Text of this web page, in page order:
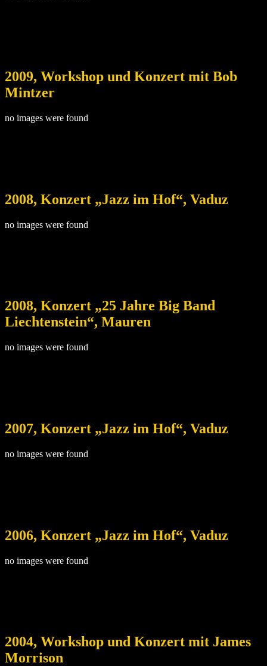
2009, Workshop und Konzert mit Bob
Mintzer
no images were found
2008, Konzert „Jazz im Hof“, Vaduz
no images were found
2008, Konzert „25 Jahre Big Band
Liechtenstein“, Mauren
no images were found
2007, Konzert „Jazz im Hof“, Vaduz
no images were found
2006, Konzert „Jazz im Hof“, Vaduz
no images were found
2004, Workshop und Konzert mit James
Morrison